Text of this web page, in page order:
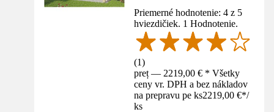
Priemerné hodnotenie: 4 z 5
hviezdičiek. 1 Hodnotenie.
(1)
preț — 2219,00 € * Všetky
ceny vr. DPH a bez nákladov
na prepravu pe ks2219,00 €*/
ks